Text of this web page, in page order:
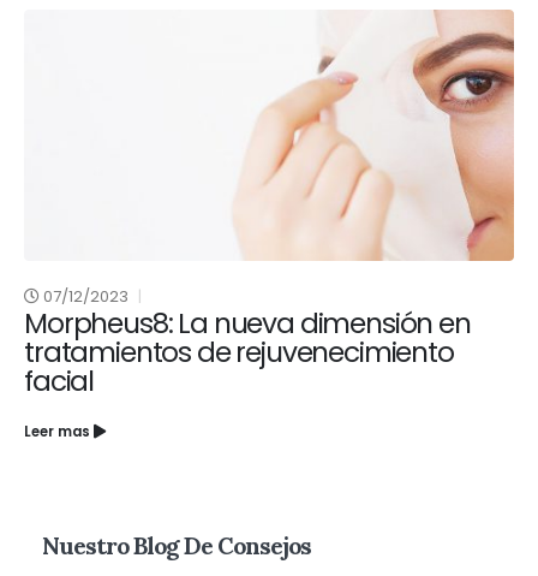
07/12/2023
Morpheus8: La nueva dimensión en
tratamientos de rejuvenecimiento
facial
Leer mas
Nuestro Blog De Consejos